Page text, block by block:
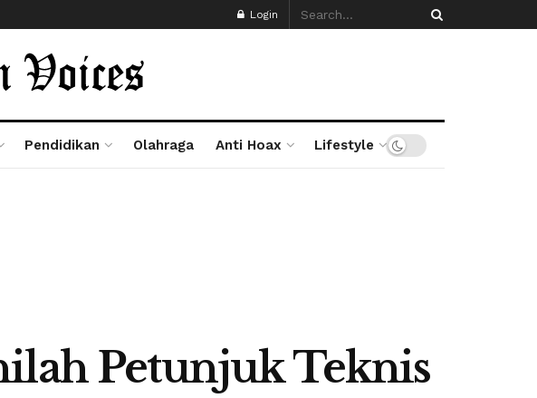
Login
Pendidikan Olahraga Anti Hoax Lifestyle
Petunjuk Teknis